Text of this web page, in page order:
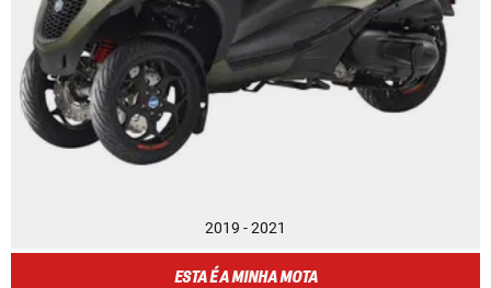
2019 - 2021
ESTA É A MINHA MOTA